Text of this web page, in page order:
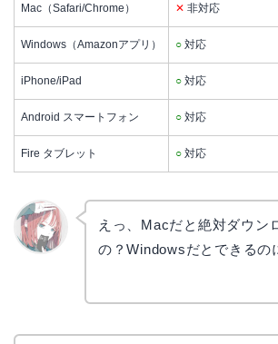
Mac（Safari/Chrome） ✕ 非対応
Windows（Amazonアプリ） ○ 対応
iPhone/iPad ○ 対応
Android スマートフォン ○ 対応
Fire タブレット ○ 対応
えっ、Macだと絶対ダウン
の？Windowsだとできる